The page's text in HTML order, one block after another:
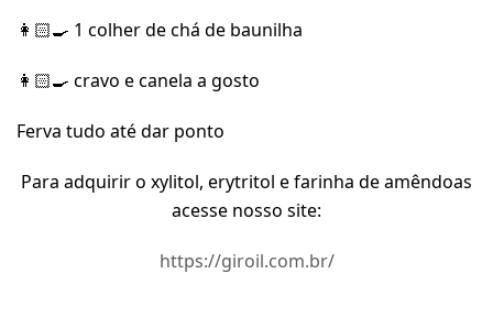
👩🏻‍🍳 1 colher de chá de baunilha
👩🏻‍🍳 cravo e canela a gosto
Ferva tudo até dar ponto
Para adquirir o xylitol, erytritol e farinha de amêndoas
acesse nosso site:
https://giroil.com.br/